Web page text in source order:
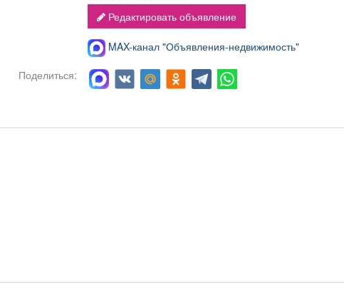
Редактировать объявление
MAX-канал "Объявления-недвижимость"
Поделиться: